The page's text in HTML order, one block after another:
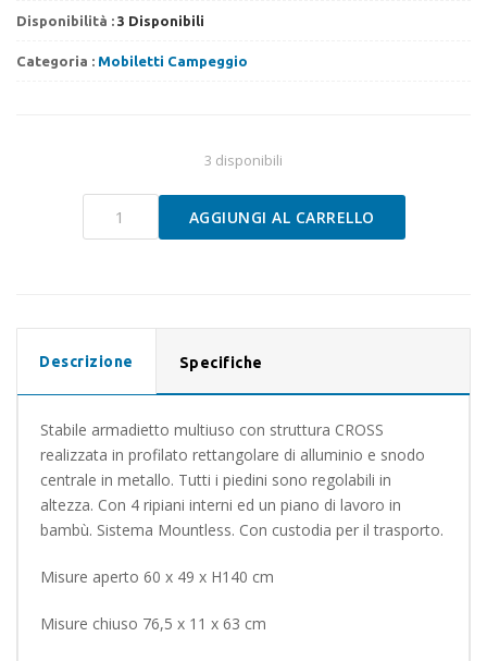
Disponibilità : 3 Disponibili
Categoria : Mobiletti Campeggio
3 disponibili
CROSS
AGGIUNGI AL CARRELLO
Descrizione Specifiche
Stabile armadietto multiuso con struttura CROSS
realizzata in profilato rettangolare di alluminio e snodo
centrale in metallo. Tutti i piedini sono regolabili in
altezza. Con 4 ripiani interni ed un piano di lavoro in
bambù. Sistema Mountless. Con custodia per il trasporto.
Misure aperto 60 x 49 x H140 cm
Misure chiuso 76,5 x 11 x 63 cm